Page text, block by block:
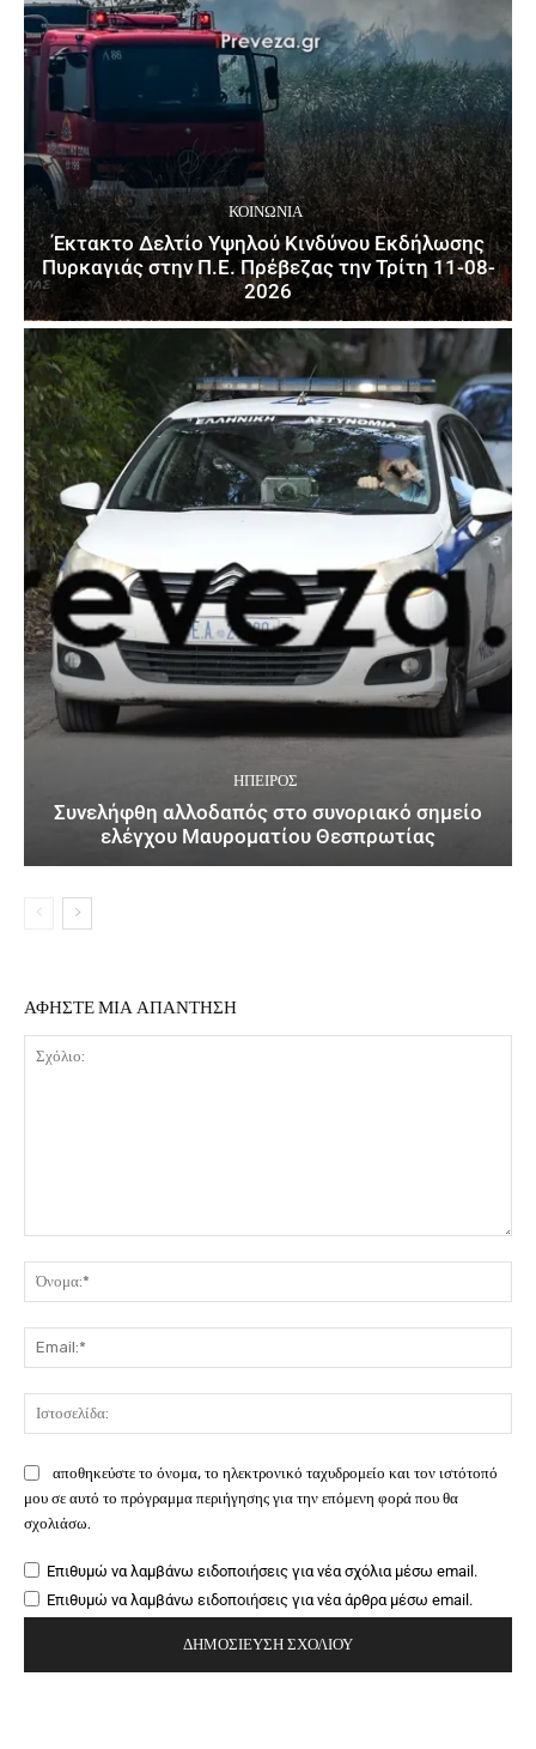
ΚΟΙΝΩΝΙΑ
Έκτακτο Δελτίο Υψηλού Κινδύνου Εκδήλωσης
Πυρκαγιάς στην Π.Ε. Πρέβεζας την Τρίτη 11-08-
2026
ΉΠΕΙΡΟΣ
Συνελήφθη αλλοδαπός στο συνοριακό σημείο
ελέγχου Μαυροματίου Θεσπρωτίας
ΑΦΗΣΤΕ ΜΙΑ ΑΠΑΝΤΗΣΗ
αποθηκεύστε το όνομα, το ηλεκτρονικό ταχυδρομείο και τον ιστότοπό
μου σε αυτό το πρόγραμμα περιήγησης για την επόμενη φορά που θα
σχολιάσω.
Επιθυμώ να λαμβάνω ειδοποιήσεις για νέα σχόλια μέσω email.
Επιθυμώ να λαμβάνω ειδοποιήσεις για νέα άρθρα μέσω email.